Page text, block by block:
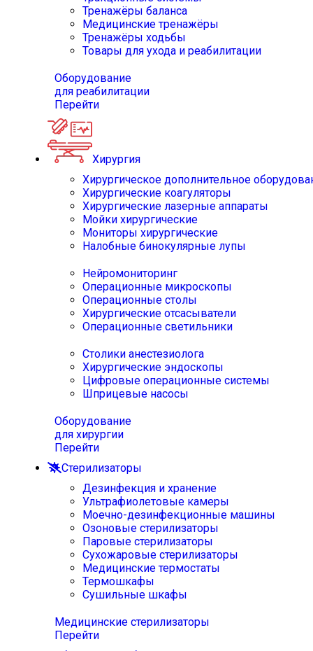
Тренажёры баланса
Медицинские тренажёры
Тренажёры ходьбы
Товары для ухода и реабилитации
Оборудование
для реабилитации
Перейти
Хирургия
Хирургическое дополнительное
Хирургические коагуляторы
Хирургические лазерные аппараты
Мойки хирургические
Мониторы хирургические
Налобные бинокулярные лупы
Нейромониторинг
Операционные микроскопы
Операционные столы
Хирургические отсасыватели
Операционные светильники
Столики анестезиолога
Хирургические эндоскопы
Цифровые операционные системы
Шприцевые насосы
Оборудование
для хирургии
Перейти
Стерилизаторы
Дезинфекция и хранение
Ультрафиолетовые камеры
Моечно-дезинфекционные машины
Озоновые стерилизаторы
Паровые стерилизаторы
Сухожаровые стерилизаторы
Медицинские термостаты
Термошкафы
Сушильные шкафы
Медицинские стерилизаторы
Перейти